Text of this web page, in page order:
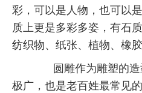
彩，可以是人物，也可以
质上更是多彩多姿，有石
纺织物、纸张、植物、橡胶
圆雕作为雕塑的造
极广，也是老百姓最常见